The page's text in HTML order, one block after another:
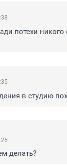
потехи
в студию
делать?